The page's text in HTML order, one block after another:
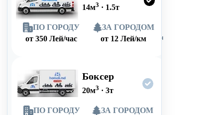
14м3 · 1.5т
ПО ГОРОДУ
от 350 Лей/час
ЗА ГОРОДОМ
от 12 Лей/км
Боксер
20м3 · 3т
ПО ГОРОДУ
ЗА ГОРОДОМ